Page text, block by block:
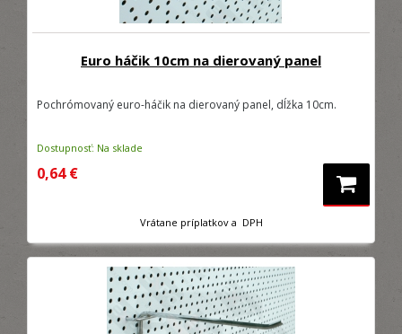
Euro háčik 10cm na dierovaný panel
Pochrómovaný euro-háčik na dierovaný panel, dĺžka 10cm.
Dostupnosť: Na sklade
0,64 €
Vrátane príplatkov a DPH